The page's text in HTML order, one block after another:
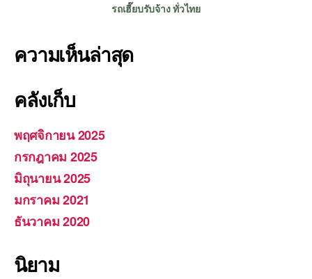
รถเฮี๊ยบรับจ้าง ทั่วไทย
ความเห็นล่าสุด
คลังเก็บ
พฤศจิกายน 2025
กรกฎาคม 2025
มิถุนายน 2025
มกราคม 2021
ธันวาคม 2020
นิยาม